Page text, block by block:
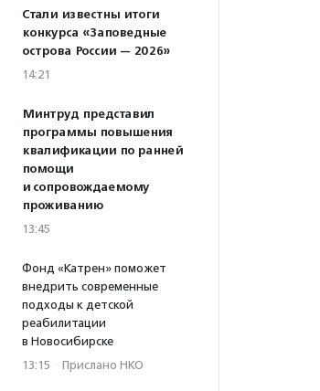
Стали известны итоги
конкурса «Заповедные
острова России — 2026»
14:21
Минтруд представил
программы повышения
квалификации по ранней
помощи
и сопровождаемому
проживанию
13:45
Фонд «Катрен» поможет
внедрить современные
подходы к детской
реабилитации
в Новосибирске
13:15 · Прислано НКО